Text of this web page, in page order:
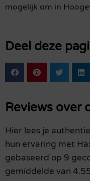
mogelijk om in
Deel deze
Reviews over
Hier lees je
hun ervaring met
gebaseerd op 9
gemiddelde van